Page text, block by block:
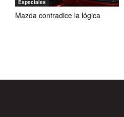
Especiales
Mazda contradice la lógica